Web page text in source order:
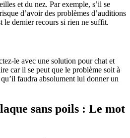
et du nez. Par exemple, s’il se
d’avoir des problèmes d’auditions
le dernier recours si rien ne suffit.
le avec une solution pour chat et
car il se peut que le problème soit à
faudra absolument lui donner un
sans poils : Le mot